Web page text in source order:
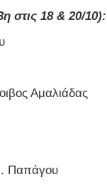
στις 18 & 20/10):
Αμαλιάδας
Παπάγου